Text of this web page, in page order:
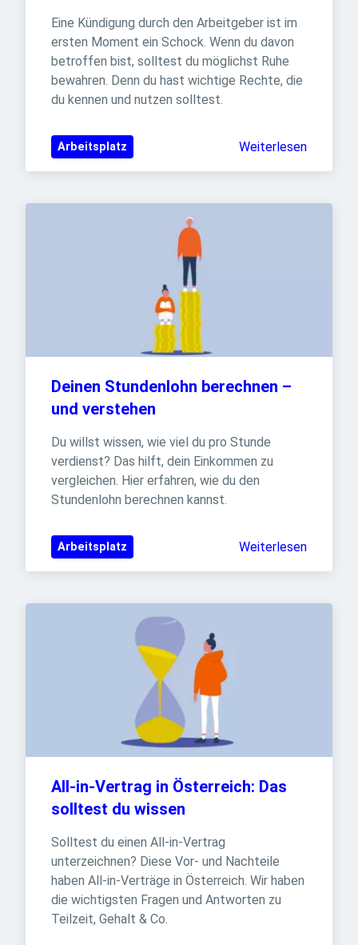
Eine Kündigung durch den Arbeitgeber ist im
ersten Moment ein Schock. Wenn du davon
betroffen bist, solltest du möglichst Ruhe
bewahren. Denn du hast wichtige Rechte, die
du kennen und nutzen solltest.
Arbeitsplatz Weiterlesen
Deinen Stundenlohn berechnen –
und verstehen
Du willst wissen, wie viel du pro Stunde
verdienst? Das hilft, dein Einkommen zu
vergleichen. Hier erfahren, wie du den
Stundenlohn berechnen kannst.
Arbeitsplatz Weiterlesen
All-in-Vertrag in Österreich: Das
solltest du wissen
Solltest du einen All-in-Vertrag
unterzeichnen? Diese Vor- und Nachteile
haben All-in-Verträge in Österreich. Wir haben
die wichtigsten Fragen und Antworten zu
Teilzeit, Gehalt & Co.